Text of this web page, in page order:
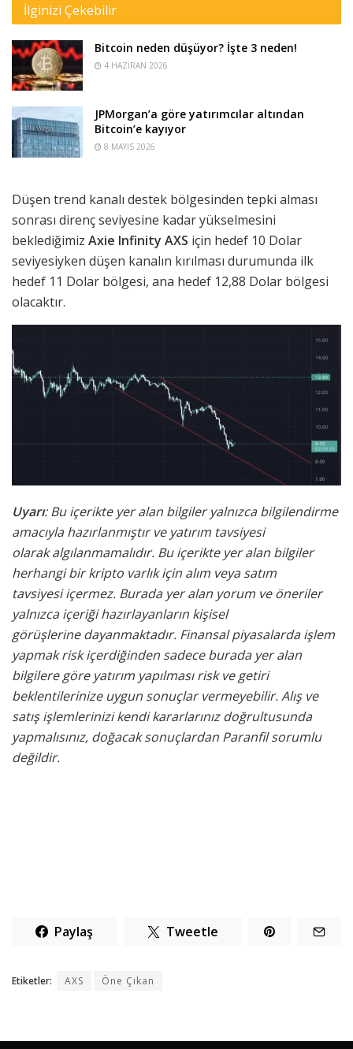
İlginizi Çekebilir
Bitcoin neden düşüyor? İşte 3 neden!
4 HAZIRAN 2026
JPMorgan’a göre yatırımcılar altından
Bitcoin’e kayıyor
8 MAYIS 2026
Düşen trend kanalı destek bölgesinden tepki alması
sonrası direnç seviyesine kadar yükselmesini
beklediğimiz Axie Infinity AXS için hedef 10 Dolar
seviyesiyken düşen kanalın kırılması durumunda ilk
hedef 11 Dolar bölgesi, ana hedef 12,88 Dolar bölgesi
olacaktır.
Uyarı: Bu içerikte yer alan bilgiler yalnızca bilgilendirme
amacıyla hazırlanmıştır ve yatırım tavsiyesi
olarakalgılanmamalıdır. Bu içerikte yer alan bilgiler
herhangi bir kripto varlık için alım veya satım
tavsiyesiiçermez. Burada yer alan yorum ve öneriler
yalnızca içeriği hazırlayanların kişisel
görüşlerinedayanmaktadır. Finansal piyasalarda işlem
yapmak risk içerdiğinden sadece burada yer alan
bilgileregöre yatırım yapılması risk ve getiri
beklentilerinize uygun sonuçlar vermeyebilir. Alış ve
satış işlemlerinizi kendi kararlarınız doğrultusunda
yapmalısınız, doğacak sonuçlardan Paranfil sorumlu
değildir.
Paylaş Tweetle
Etiketler: AXS Öne Çıkan